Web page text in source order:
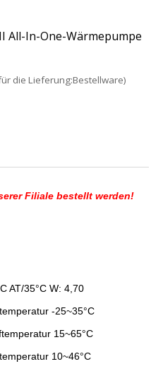
All-In-One-Wärmepumpe
die Lieferung:Bestellware)
Filiale bestellt werden!
AT/35°C W: 4,70
-25~35°C
15~65°C
10~46°C